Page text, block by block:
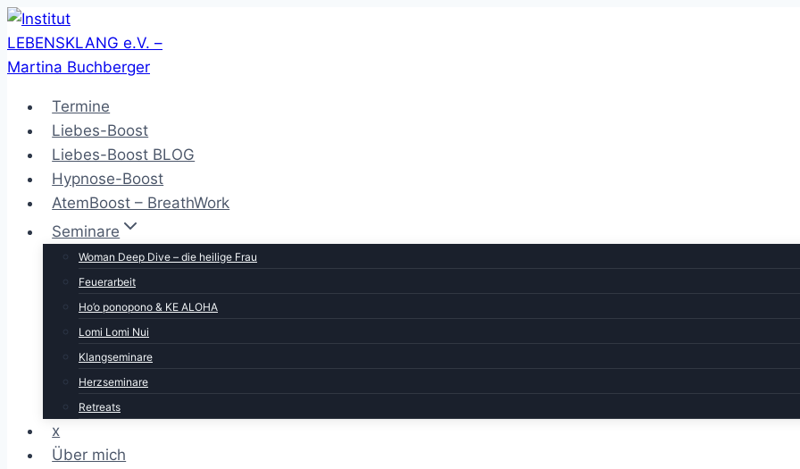
Zum
Inhalt
springen
Termine
Liebes-Boost
Liebes-Boost BLOG
Hypnose-Boost
AtemBoost – BreathWork
Seminare
Woman Deep Dive – die heilige Frau
Feuerarbeit
Ho’o ponopono & KE ALOHA
Lomi Lomi Nui
Klangseminare
Herzseminare
Retreats
x
Über mich